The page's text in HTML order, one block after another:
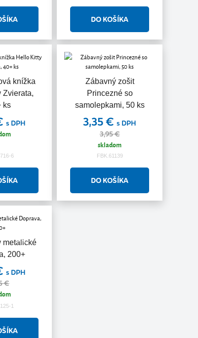
knížka
Zvierata,
ks
s DPH
6
Zábavný zošit
Princezné so
samolepkami, 50 ks
3,35 €s DPH
3,95 €
skladom
FBK.61139
metalické
200+
Akcia
s DPH
€
1